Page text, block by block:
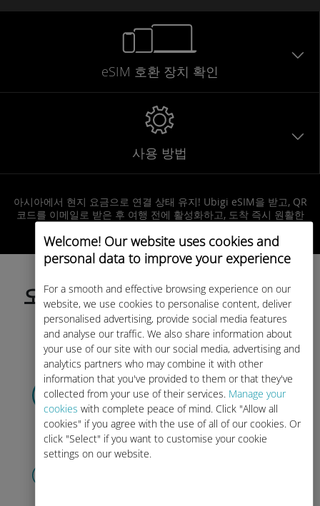
Welcome! Our website uses cookies and
personal data to improve your experience
For a smooth and effective browsing experience on our
website, we use cookies to personalise content, deliver
personalised advertising, provide social media features
and analyse our traffic. We also share information about
your use of our site with our social media, advertising and
analytics partners who may combine it with other
information that you've provided to them or that they've
collected from your use of their services. Manage your
cookies with complete peace of mind. Click "Allow all
cookies" if you agree with the use of all of our cookies. Or
click "Select" if you want to customise your cookie
settings on our website.
eSIM 호환 장치 확인
사용 방법
아시아에서 현지 요금으로 연결 상태 유지! Ubigi eSIM을 받고, QR
코드를 이메일로 받은 후 여행 전에 활성화하고, 도착 즉시 원활한
오늘 데이터 요금제를 선택하고
여행 전에 활성화하세요!
데이터 요금제 선택
하고 이메일을 통해QR 코드로 받아
보세요.빨리!
QR 코드 스캔